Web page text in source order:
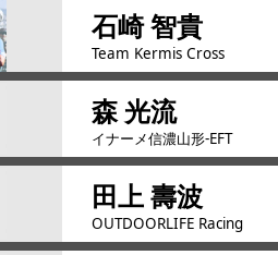
石崎 智貴
Team Kermis Cross
森 光流
イナーメ信濃山形-EFT
田上 壽波
OUTDOORLIFE Racing